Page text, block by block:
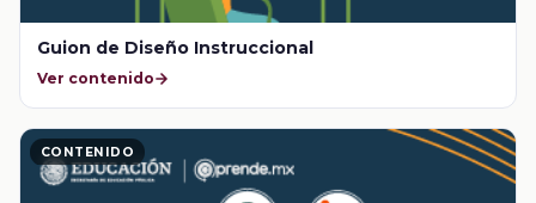
Guion de Diseño Instruccional
Ver contenido
CONTENIDO